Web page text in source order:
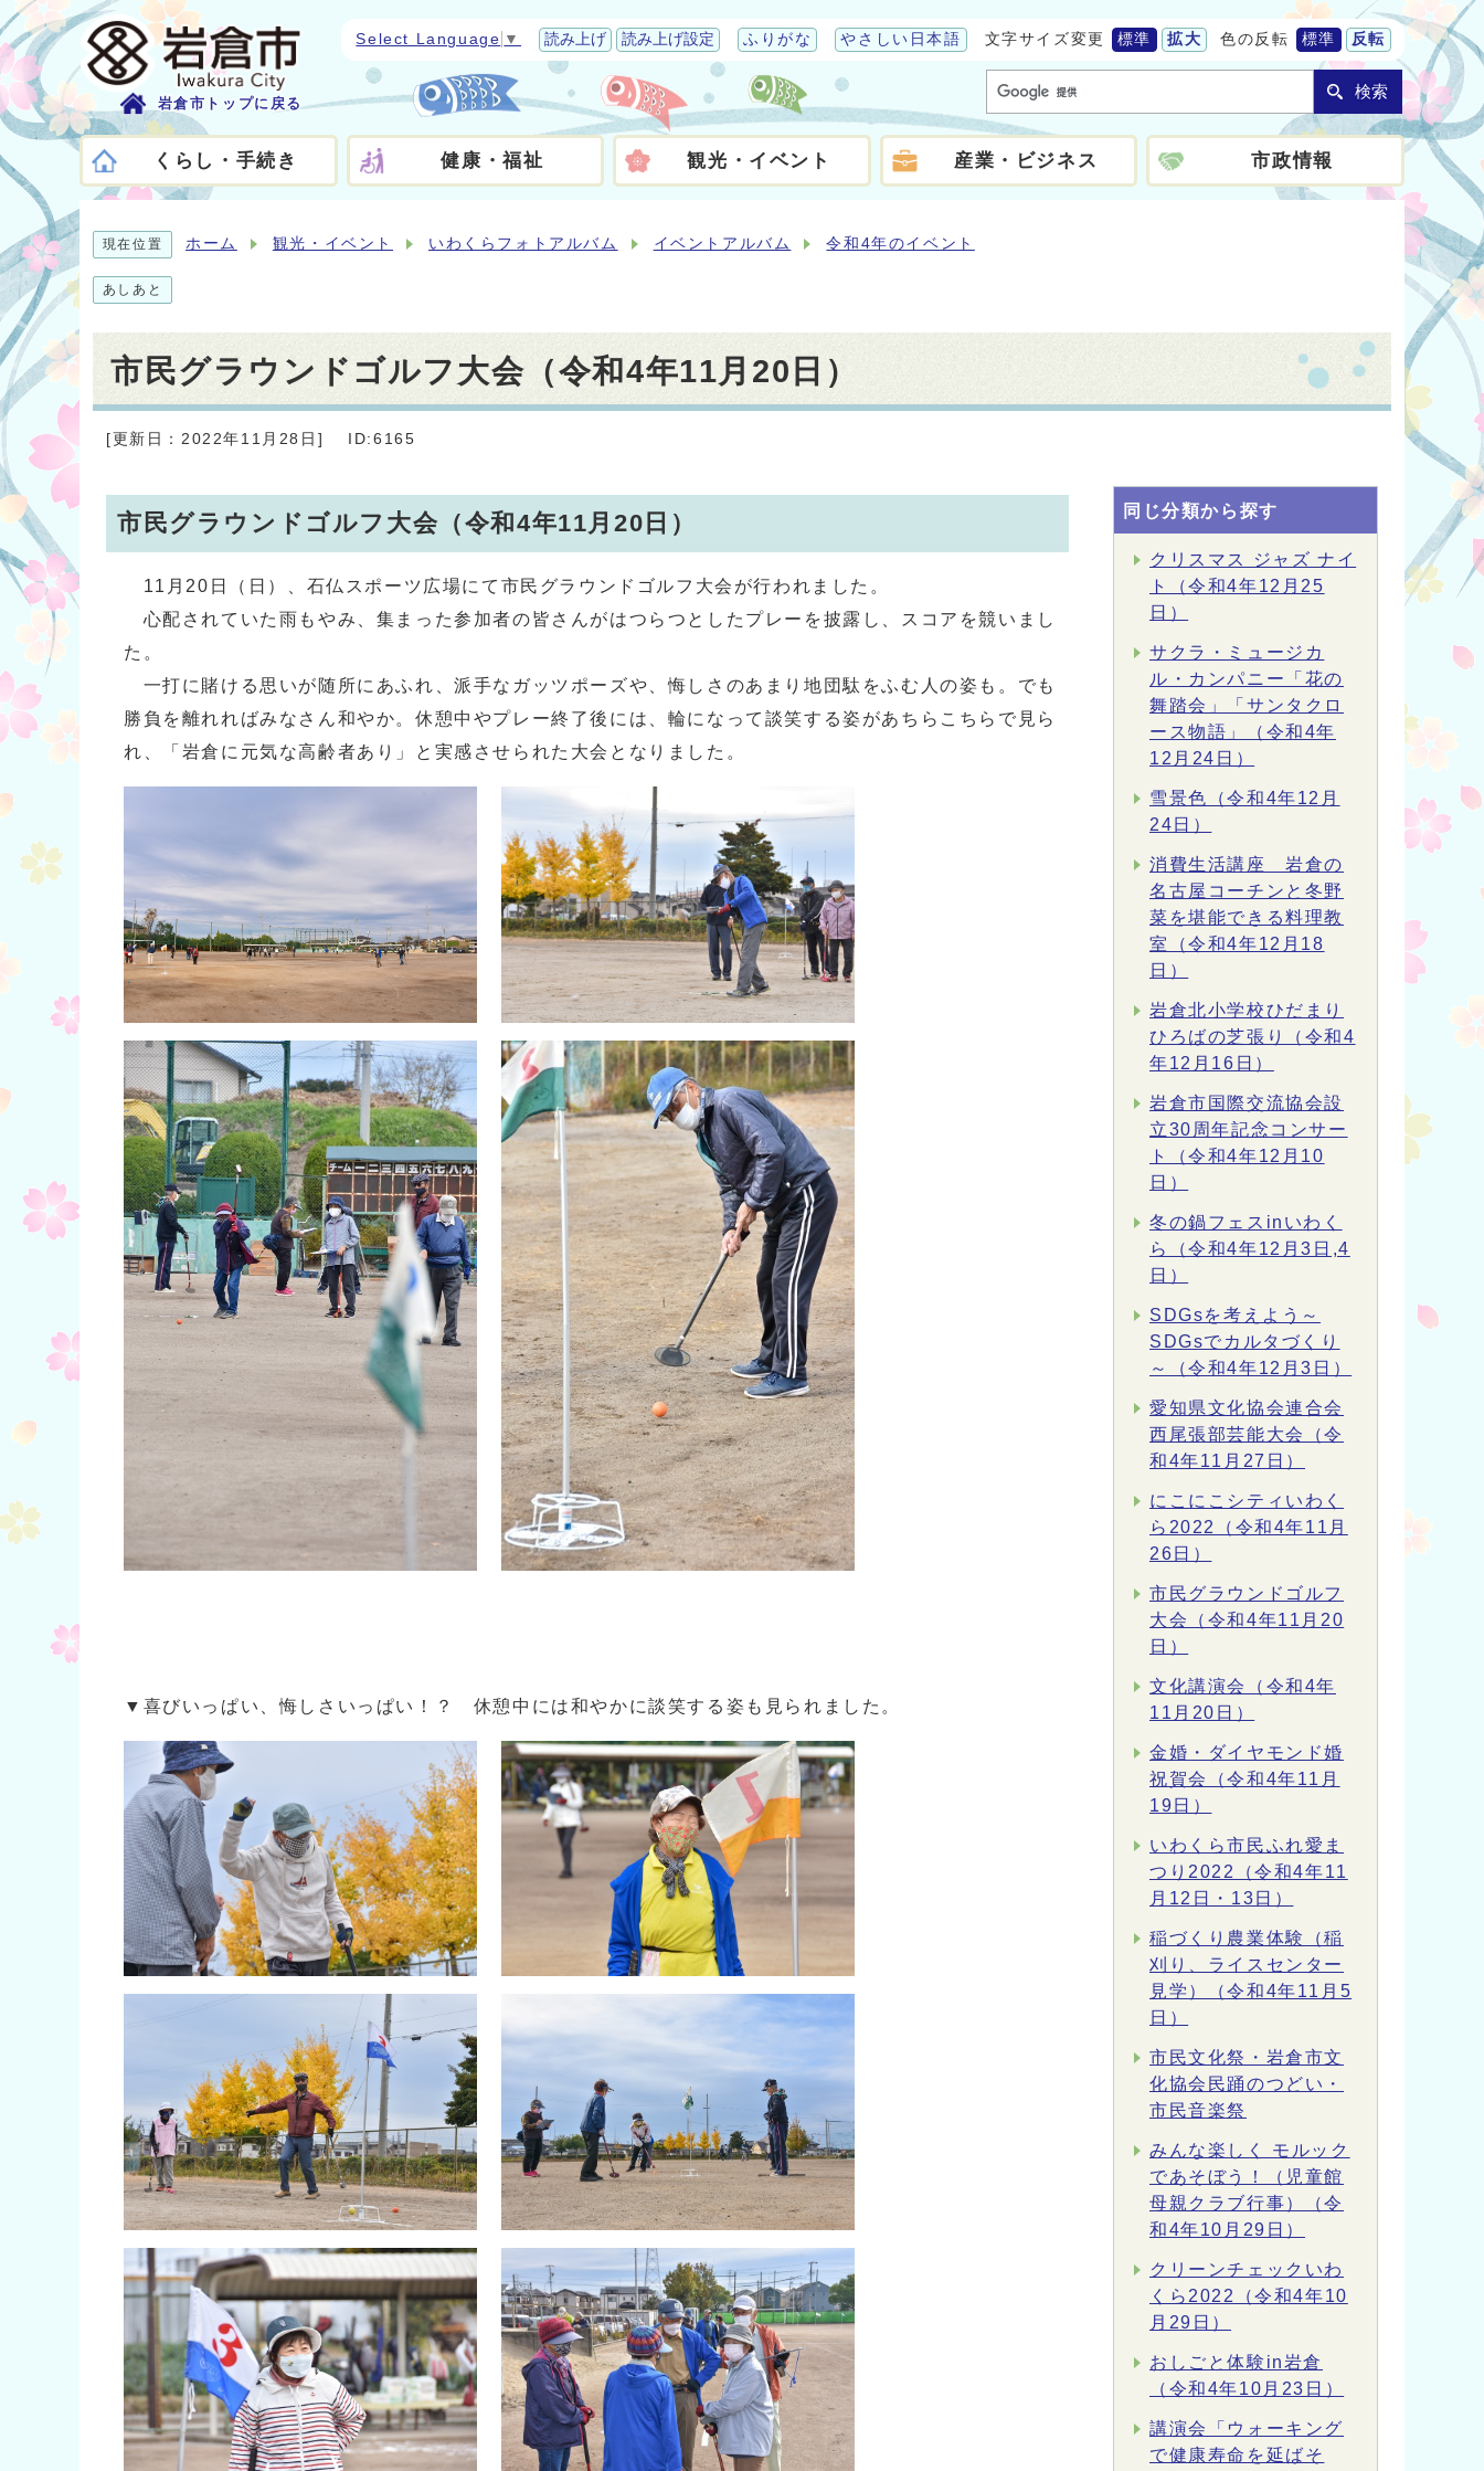
岩倉市トップに戻る
Select Language ▼ 読み上げ 読み上げ設定 ふりがな やさしい日本語 文字サイズ変更 標準 拡大 色の反転 標準 反転
検索
くらし・手続き 健康・福祉 観光・イベント 産業・ビジネス 市政情報
現在位置 ホーム 観光・イベント いわくらフォトアルバム イベントアルバム 令和4年のイベント
あしあと
市民グラウンドゴルフ大会（令和4年11月20日）
[更新日：2022年11月28日] ID:6165
市民グラウンドゴルフ大会（令和4年11月20日）
11月20日（日）、石仏スポーツ広場にて市民グラウンドゴルフ大会が行われました。
心配されていた雨もやみ、集まった参加者の皆さんがはつらつとしたプレーを披露し、スコアを競いまし
た。
一打に賭ける思いが随所にあふれ、派手なガッツポーズや、悔しさのあまり地団駄をふむ人の姿も。でも
勝負を離れればみなさん和やか。休憩中やプレー終了後には、輪になって談笑する姿があちらこちらで見ら
れ、「岩倉に元気な高齢者あり」と実感させられた大会となりました。
▼喜びいっぱい、悔しさいっぱい！？ 休憩中には和やかに談笑する姿も見られました。
同じ分類から探す
クリスマス ジャズ ナイ
ト（令和4年12月25
日）
サクラ・ミュージカ
ル・カンパニー「花の
舞踏会」「サンタクロ
ース物語」（令和4年
12月24日）
雪景色（令和4年12月
24日）
消費生活講座 岩倉の
名古屋コーチンと冬野
菜を堪能できる料理教
室（令和4年12月18
日）
岩倉北小学校ひだまり
ひろばの芝張り（令和4
年12月16日）
岩倉市国際交流協会設
立30周年記念コンサー
ト（令和4年12月10
日）
冬の鍋フェスinいわく
ら（令和4年12月3日,4
日）
SDGsを考えよう～
SDGsでカルタづくり
～（令和4年12月3日）
愛知県文化協会連合会
西尾張部芸能大会（令
和4年11月27日）
にこにこシティいわく
ら2022（令和4年11月
26日）
市民グラウンドゴルフ
大会（令和4年11月20
日）
文化講演会（令和4年
11月20日）
金婚・ダイヤモンド婚
祝賀会（令和4年11月
19日）
いわくら市民ふれ愛ま
つり2022（令和4年11
月12日・13日）
稲づくり農業体験（稲
刈り、ライスセンター
見学）（令和4年11月5
日）
市民文化祭・岩倉市文
化協会民踊のつどい・
市民音楽祭
みんな楽しく モルック
であそぼう！（児童館
母親クラブ行事）（令
和4年10月29日）
クリーンチェックいわ
くら2022（令和4年10
月29日）
おしごと体験in岩倉
（令和4年10月23日）
講演会「ウォーキング
で健康寿命を延ばそ